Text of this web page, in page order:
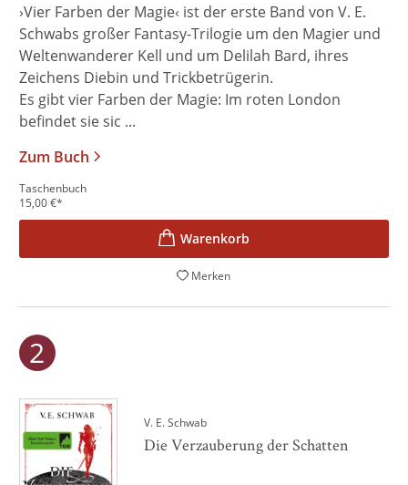
›Vier Farben der Magie‹ ist der erste Band von V. E.
Schwabs großer Fantasy-Trilogie um den Magier und
Weltenwanderer Kell und um Delilah Bard, ihres
Zeichens Diebin und Trickbetrügerin.
Es gibt vier Farben der Magie: Im roten London
befindet sie sic ...
Zum Buch
Taschenbuch
15,00€*
Merken
V. E. Schwab
Die Verzauberung der Schatten